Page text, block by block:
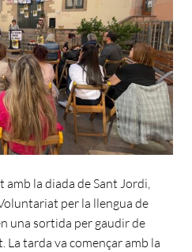
la diada de Sant Jordi,
per la llengua de
una sortida per gaudir de
tarda va començar amb la